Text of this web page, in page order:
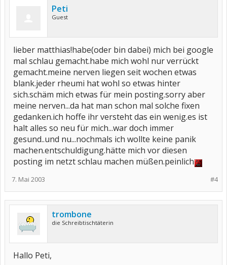
Peti
Guest
lieber matthias!habe(oder bin dabei) mich bei google
mal schlau gemacht.habe mich wohl nur verrückt
gemacht.meine nerven liegen seit wochen etwas
blank.jeder rheumi hat wohl so etwas hinter
sich.schäm mich etwas für mein posting.sorry aber
meine nerven...da hat man schon mal solche fixen
gedanken.ich hoffe ihr versteht das ein wenig.es ist
halt alles so neu für mich...war doch immer
gesund..und nu...nochmals ich wollte keine panik
machen.entschuldigung.hätte mich vor diesen
posting im netzt schlau machen müßen.peinlich
#4
7. Mai 2003
trombone
die Schreibtischtäterin
Hallo Peti,